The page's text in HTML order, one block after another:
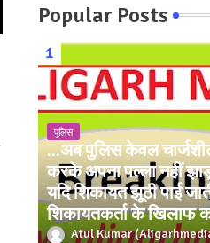
Popular Posts
पुलिस
...अब पुलिस केवल
करके अपना पल्ला नहीं
यदि शिकायत झूठी पाई
शिकायतकर्ता के खिलाफ
Atul Kumar